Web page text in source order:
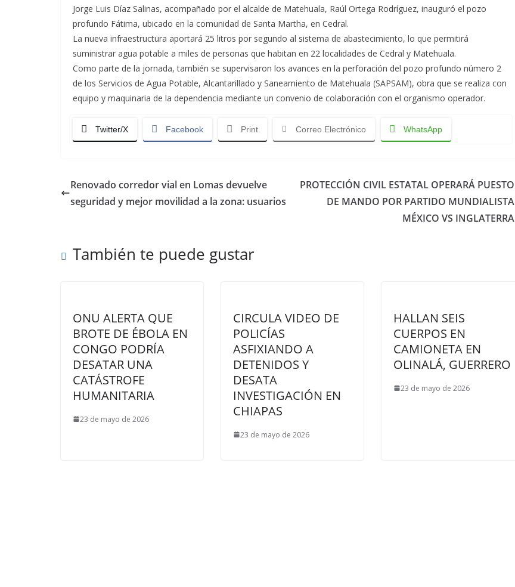
Jorge Luis Díaz Salinas, acompañado por el alcalde de Matehuala, Raúl Ortega Rodríguez, inauguró el pozo
profundo Fátima, ubicado en la comunidad de Santa Martha, en Cedral.
La nueva infraestructura aportará 25 litros por segundo al sistema de abastecimiento, lo que permitirá
suministrar agua potable a miles de personas que habitan en 22 localidades de Cedral y Matehuala.
Como parte de la jornada, también se supervisaron los avances en la perforación del pozo profundo número 2
de los Servicios de Agua Potable, Alcantarillado y Saneamiento de Matehuala (SAPSAM), obra que se realiza con
equipo y maquinaria de la dependencia mediante un convenio de colaboración con el organismo operador.
Twitter/X Facebook Print Correo Electrónico WhatsApp
Renovado corredor vial en Lomas devuelve
seguridad y mejor movilidad a la zona: usuarios
PROTECCIÓN CIVIL ESTATAL OPERARÁ PUESTO
DE MANDO POR PARTIDO MUNDIALISTA
MÉXICO VS INGLATERRA
También te puede gustar
ONU ALERTA QUE
BROTE DE ÉBOLA EN
CONGO PODRÍA
DESATAR UNA
CATÁSTROFE
HUMANITARIA
23 de mayo de 2026
CIRCULA VIDEO DE
POLICÍAS
ASFIXIANDO A
DETENIDOS Y
DESATA
INVESTIGACIÓN EN
CHIAPAS
23 de mayo de 2026
HALLAN SEIS
CUERPOS EN
CAMIONETA EN
OLINALÁ, GUERRERO
23 de mayo de 2026